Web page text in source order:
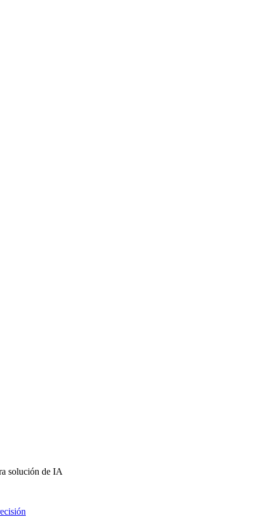
solución de IA